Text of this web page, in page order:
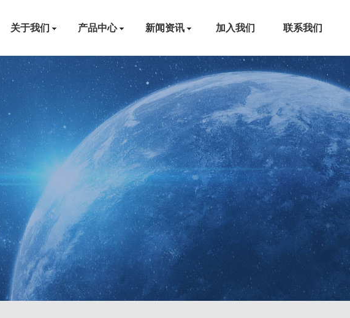
关于我们 产品中心 新闻资讯 加入我们 联系我们